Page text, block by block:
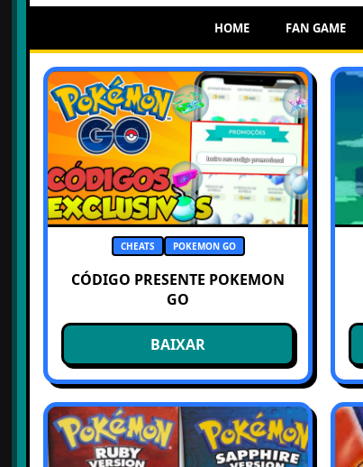
HOME FAN GAME
CHEATS POKEMON GO
CÓDIGO PRESENTE POKEMON
GO
BAIXAR